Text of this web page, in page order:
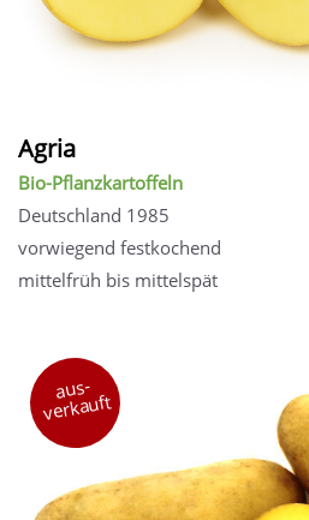
Agria
Bio-Pflanzkartoffeln
Deutschland 1985
vorwiegend festkochend
mittelfrüh bis mittelspät
aus-
verkauft